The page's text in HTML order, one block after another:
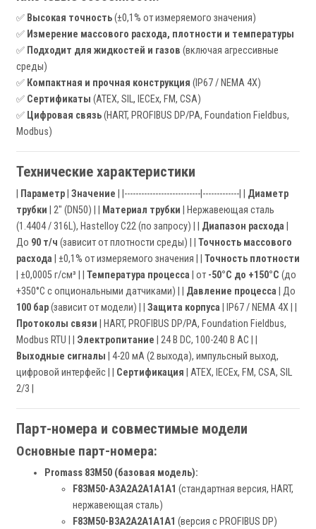
✅ Высокая точность(±0,1% от измеряемого значения)
✅ Измерение массового расхода, плотности и температуры
✅ Подходит для жидкостей и газов (включая агрессивные
среды)
✅ Компактная и прочная конструкция (IP67 / NEMA 4X)
✅ Сертификаты (ATEX, SIL, IECEx, FM, CSA)
✅ Цифровая связь(HART, PROFIBUS DP/PA, Foundation Fieldbus,
Modbus)
Технические характеристики
Параметр Значение | |---------------------------|-------------| | Диаметр
трубки | 2" (DN50) | | Материал трубки | Нержавеющая сталь
(1.4404 / 316L), Hastelloy C22 (по запросу) | | Диапазон расхода
До 90 т/ч (зависит от плотности среды) | | Точность массового
расхода | ±0,1% от измеряемого значения | | Точность плотности
| ±0,0005 г/см³ | | Температура процесса | от -50°C до +150°C (до
+350°C с опциональными датчиками) | | Давление процесса | До
100 бар(зависит от модели) | | Защита корпуса | IP67 / NEMA 4X | |
Протоколы связи | HART, PROFIBUS DP/PA, Foundation Fieldbus,
Modbus RTU | | Электропитание | 24 В DC, 100-240 В AC | |
Выходные сигналы | 4-20 мА (2 выхода), импульсный выход,
цифровой интерфейс | | Сертификация | ATEX, IECEx, FM, CSA, SIL
2/3 |
Парт-номера и совместимые модели
Основные парт-номера:
Promass 83M50 (базовая модель):
F83M50-A3A2A2A1A1A1 (стандартная версия, HART,
нержавеющая сталь)
F83M50-B3A2A2A1A1A1 (версия с PROFIBUS DP)